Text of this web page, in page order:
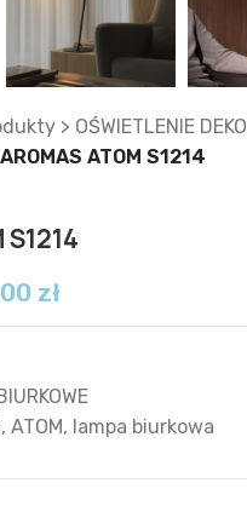
> OŚWIETLENIE
AROMAS ATOM S1214
S1214
zł
, ATOM, lampa biurkowa